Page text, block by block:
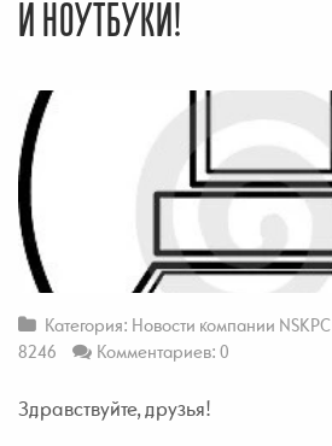
И НОУТБУКИ!
Категория: Новости компании NSKPC
8246
Комментариев: 0
Здравствуйте, друзья!